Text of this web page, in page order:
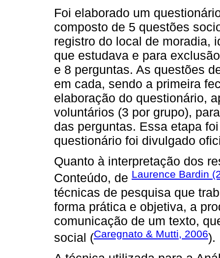
Foi elaborado um
composto de 5 questões
registro do local de moradia,
que estudava e para
e 8 perguntas. As questões
em cada, sendo a primeira
elaboração do questionário,
voluntários (3 por grupo),
das perguntas. Essa etapa
questionário foi divulgado
Quanto à interpretação dos
Conteúdo, de Laurence Bardin
técnicas de pesquisa que
forma prática e objetiva, a
comunicação de um texto,
social (Caregnato & Mutti, 2006).